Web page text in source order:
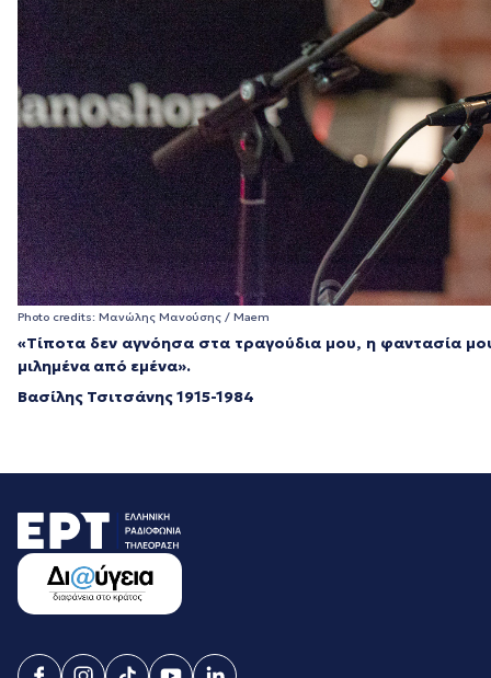
Photo credits: Μανώλης Μανούσης / Maem
«Τίποτα δεν αγνόησα στα τραγούδια μου, η φαντασία
μιλημένα από εμένα».
Βασίλης Τσιτσάνης 1915-1984